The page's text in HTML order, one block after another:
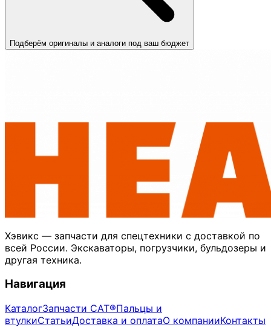
Подберём оригиналы и аналоги под ваш бюджет
Хэвикс — запчасти для спецтехники с доставкой по
всей России. Экскаваторы, погрузчики, бульдозеры и
другая техника.
Навигация
КаталогЗапчасти CAT®Пальцы и
втулкиСтатьиДоставка и оплатаО компанииКонтакты